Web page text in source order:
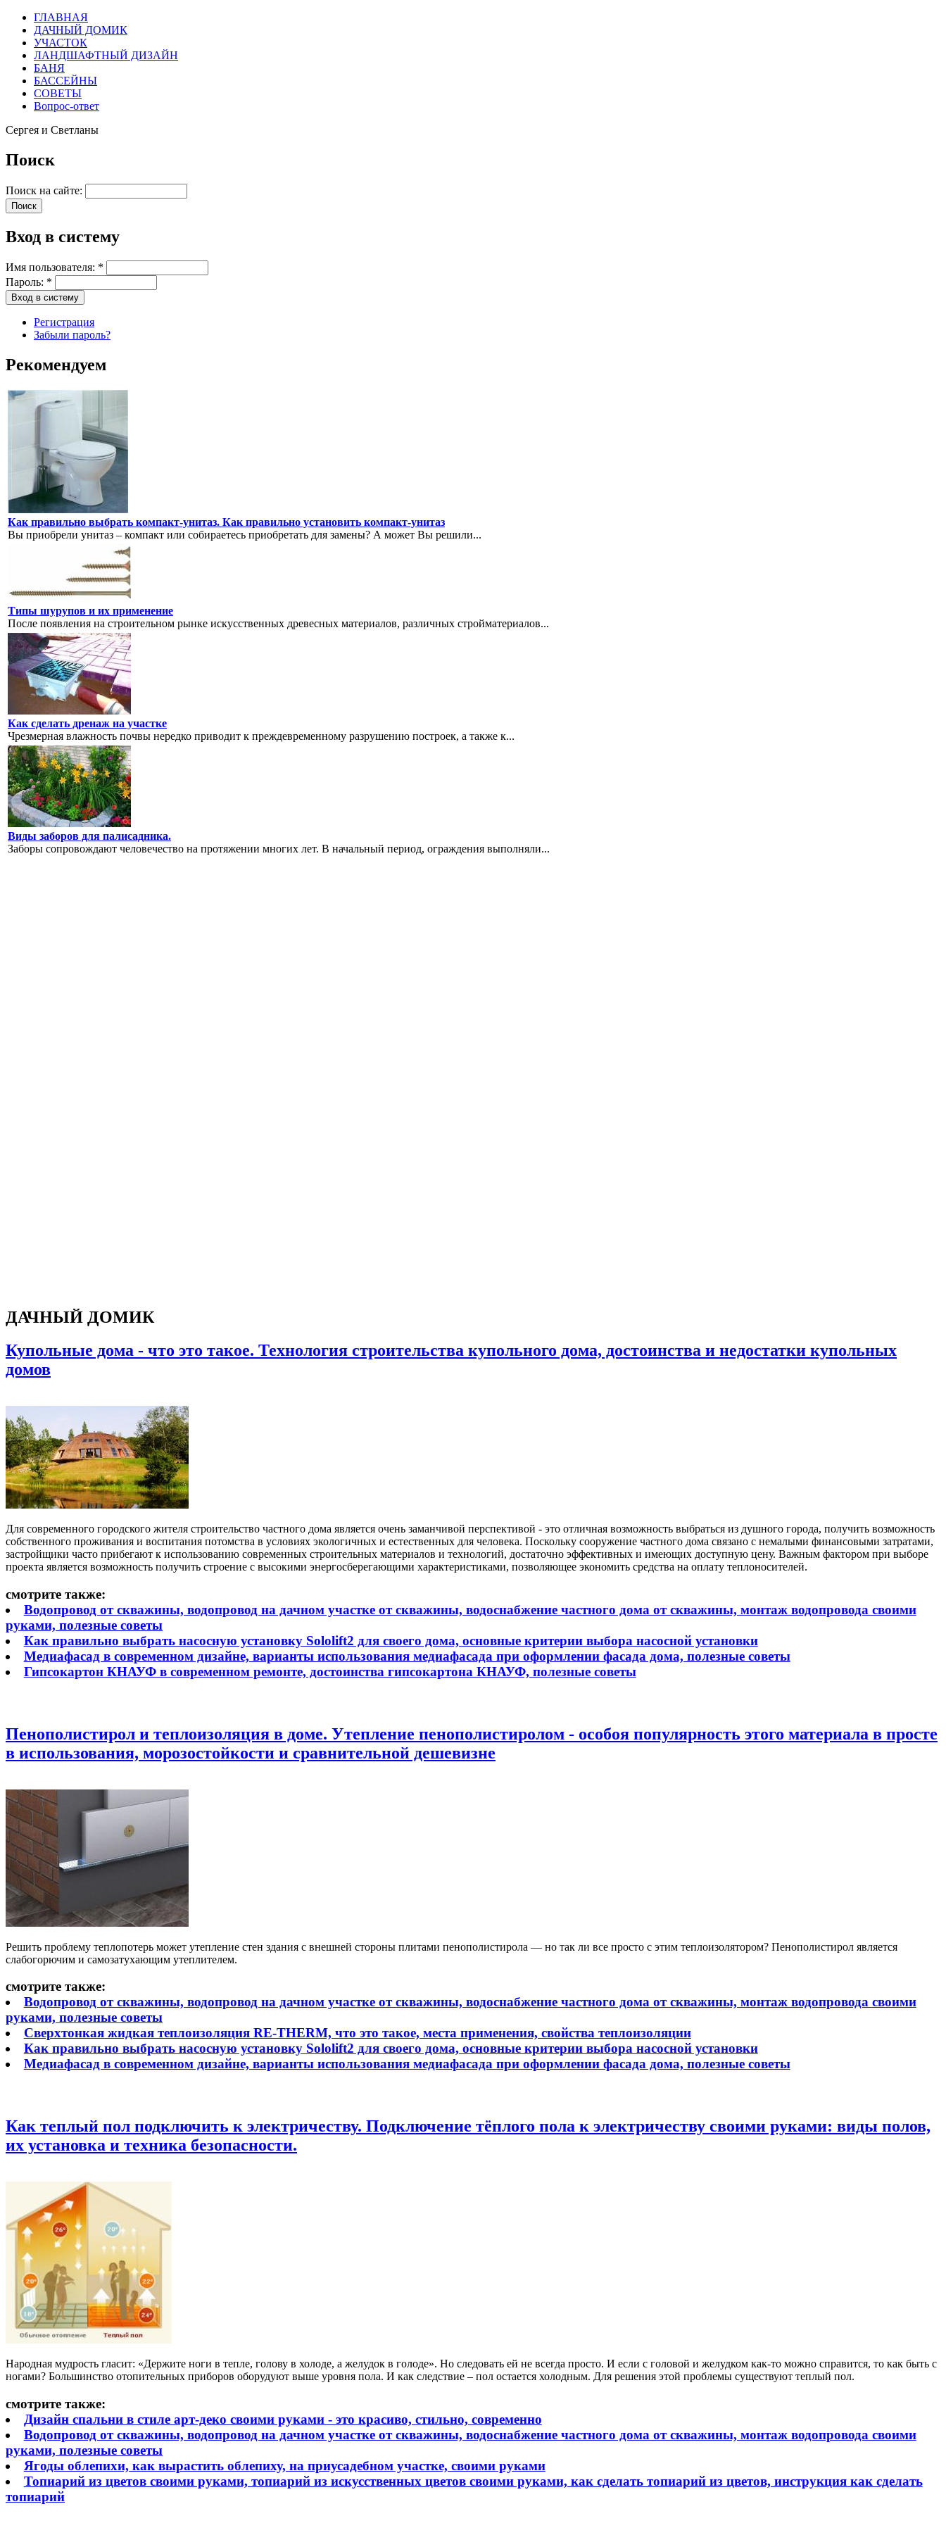
ГЛАВНАЯ
ДАЧНЫЙ ДОМИК
УЧАСТОК
ЛАНДШАФТНЫЙ ДИЗАЙН
БАНЯ
БАССЕЙНЫ
СОВЕТЫ
Вопрос-ответ
Сергея и Светланы
Поиск
Поиск на сайте:
Вход в систему
Имя пользователя: *
Пароль: *
Регистрация
Забыли пароль?
Рекомендуем
Как правильно выбрать компакт-унитаз. Как правильно установить компакт-унитаз
Вы приобрели унитаз – компакт или собираетесь приобретать для замены? А может Вы решили...
Типы шурупов и их применение
После появления на строительном рынке искусственных древесных материалов, различных стройматериалов...
Как сделать дренаж на участке
Чрезмерная влажность почвы нередко приводит к преждевременному разрушению построек, а также к...
Виды заборов для палисадника.
Заборы сопровождают человечество на протяжении многих лет. В начальный период, ограждения выполняли...
ДАЧНЫЙ ДОМИК
Купольные дома - что это такое. Технология строительства купольного дома, достоинства и недостатки купольных
домов
Для современного городского жителя строительство частного дома является очень заманчивой перспективой - это отличная возможность выбраться из душного города, получить возможность
собственного проживания и воспитания потомства в условиях экологичных и естественных для человека. Поскольку сооружение частного дома связано с немалыми финансовыми затратами,
застройщики часто прибегают к использованию современных строительных материалов и технологий, достаточно эффективных и имеющих доступную цену. Важным фактором при выборе
проекта является возможность получить строение с высокими энергосберегающими характеристиками, позволяющее экономить средства на оплату теплоносителей.
смотрите также:
Водопровод от скважины, водопровод на дачном участке от скважины, водоснабжение частного дома от скважины, монтаж водопровода своими
руками, полезные советы
Как правильно выбрать насосную установку Sololift2 для своего дома, основные критерии выбора насосной установки
Медиафасад в современном дизайне, варианты использования медиафасада при оформлении фасада дома, полезные советы
Гипсокартон КНАУФ в современном ремонте, достоинства гипсокартона КНАУФ, полезные советы
Пенополистирол и теплоизоляция в доме. Утепление пенополистиролом - особоя популярность этого материала в просте
в использования, морозостойкости и сравнительной дешевизне
Решить проблему теплопотерь может утепление стен здания с внешней стороны плитами пенополистирола — но так ли все просто с этим теплоизолятором? Пенополистирол является
слабогорючим и самозатухающим утеплителем.
смотрите также:
Водопровод от скважины, водопровод на дачном участке от скважины, водоснабжение частного дома от скважины, монтаж водопровода своими
руками, полезные советы
Сверхтонкая жидкая теплоизоляция RE-THERM, что это такое, места применения, свойства теплоизоляции
Как правильно выбрать насосную установку Sololift2 для своего дома, основные критерии выбора насосной установки
Медиафасад в современном дизайне, варианты использования медиафасада при оформлении фасада дома, полезные советы
Как теплый пол подключить к электричеству. Подключение тёплого пола к электричеству своими руками: виды полов,
их установка и техника безопасности.
Народная мудрость гласит: «Держите ноги в тепле, голову в холоде, а желудок в голоде». Но следовать ей не всегда просто. И если с головой и желудком как-то можно справится, то как быть с
ногами? Большинство отопительных приборов оборудуют выше уровня пола. И как следствие – пол остается холодным. Для решения этой проблемы существуют теплый пол.
смотрите также:
Дизайн спальни в стиле арт-деко своими руками - это красиво, стильно, современно
Водопровод от скважины, водопровод на дачном участке от скважины, водоснабжение частного дома от скважины, монтаж водопровода своими
руками, полезные советы
Ягоды облепихи, как вырастить облепиху, на приусадебном участке, своими руками
Топиарий из цветов своими руками, топиарий из искусственных цветов своими руками, как сделать топиарий из цветов, инструкция как сделать
топиарий